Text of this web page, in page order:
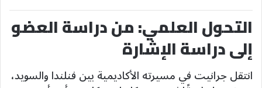
التحول العلمي: من دراسة العضو
إلى دراسة الإشارة
انتقل جرانيت في مسيرته الأكاديمية بين فنلندا والسويد،